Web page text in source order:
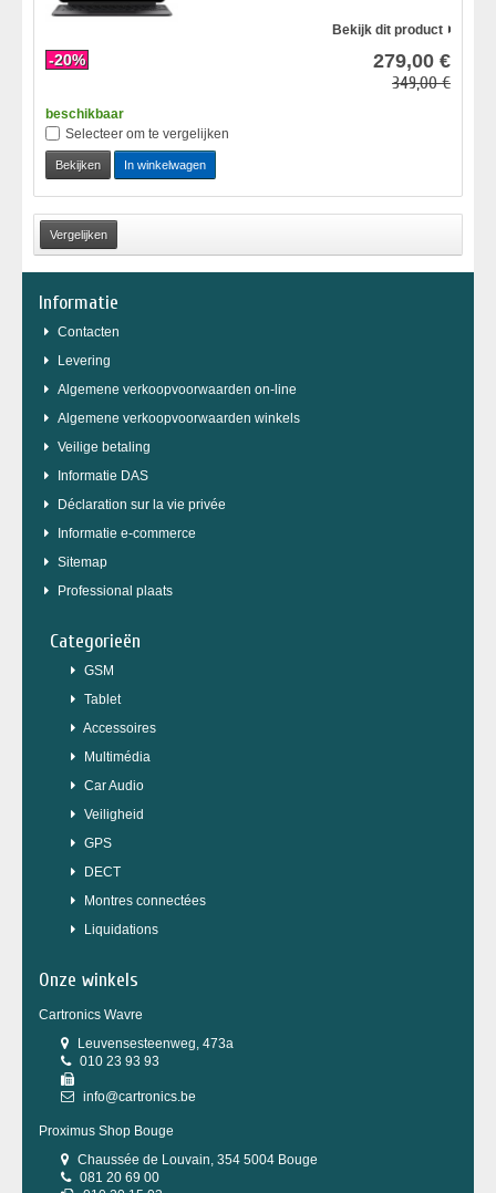
Bekijk dit product
-20% 279,00 €
349,00 €
beschikbaar
Selecteer om te vergelijken
Bekijken In winkelwagen
Informatie
Contacten
Levering
Algemene verkoopvoorwaarden on-line
Algemene verkoopvoorwaarden winkels
Veilige betaling
Informatie DAS
Déclaration sur la vie privée
Informatie e-commerce
Sitemap
Professional plaats
Categorieën
GSM
Tablet
Accessoires
Multimédia
Car Audio
Veiligheid
GPS
DECT
Montres connectées
Liquidations
Onze winkels
Cartronics Wavre
Leuvensesteenweg, 473a
010 23 93 93
info@cartronics.be
Proximus Shop Bouge
Chaussée de Louvain, 354 5004 Bouge
081 20 69 00